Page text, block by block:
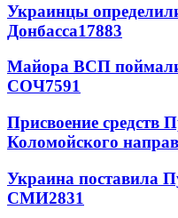
Украинцы
Донбасса17883
Майора ВСП
СОЧ7591
Присвоение средств
Коломойского
Украина поставила
СМИ2831